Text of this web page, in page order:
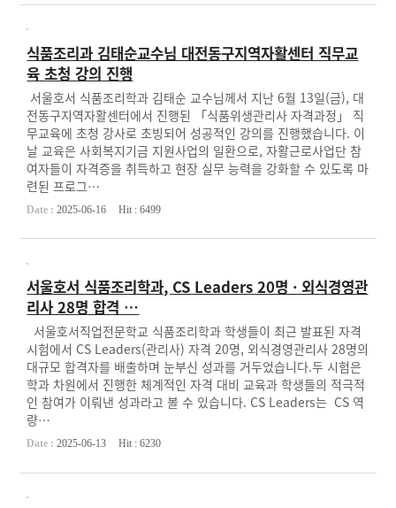
식품조리과 김태순교수님 대전동구지역자활센터 직무교
육 초청 강의 진행
서울호서 식품조리학과 김태순 교수님께서 지난 6월 13일(금), 대
전동구지역자활센터에서 진행된 「식품위생관리사 자격과정」 직
무교육에 초청 강사로 초빙되어 성공적인 강의를 진행했습니다. 이
날 교육은 사회복지기금 지원사업의 일환으로, 자활근로사업단 참
여자들이 자격증을 취득하고 현장 실무 능력을 강화할 수 있도록 마
련된 프로그…
Date : 2025-06-16 Hit : 6499
서울호서 식품조리학과, CS Leaders 20명 · 외식경영관
리사 28명 합격 …
서울호서직업전문학교 식품조리학과 학생들이 최근 발표된 자격
시험에서 CS Leaders(관리사) 자격 20명, 외식경영관리사 28명의
대규모 합격자를 배출하며 눈부신 성과를 거두었습니다.두 시험은
학과 차원에서 진행한 체계적인 자격 대비 교육과 학생들의 적극적
인 참여가 이뤄낸 성과라고 볼 수 있습니다. CS Leaders는 CS 역
량…
Date : 2025-06-13 Hit : 6230